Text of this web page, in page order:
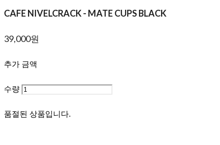
CAFE NIVELCRACK - MATE CUPS BLACK
39,000원
추가 금액
수량
품절된 상품입니다.